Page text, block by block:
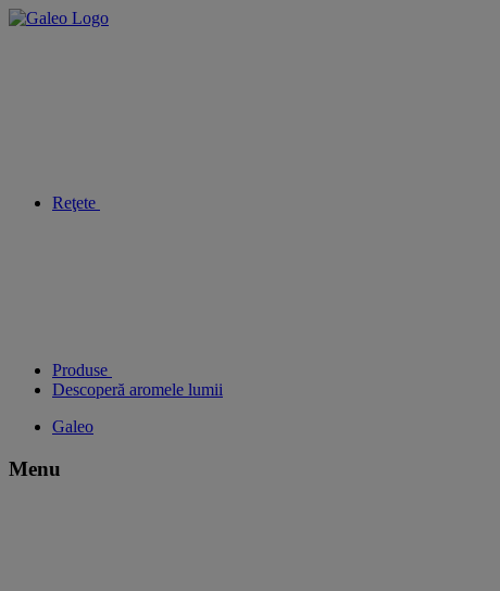
Reţete
Produse
Descoperă aromele lumii
Galeo
Menu